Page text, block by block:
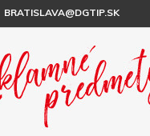
BRATISLAVA@DGTIP.SK